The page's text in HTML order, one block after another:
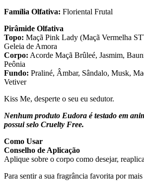
Família Olfativa: Floriental Frutal
Pirâmide Olfativa
Topo: Maçã Pink Lady (Maçã Vermelha
Geleia de Amora
Corpo: Acorde Maçã Brûleé, Jasmim,
Peônia
Fundo: Praliné, Âmbar, Sândalo, Musk,
Vetiver
Kiss Me, desperte o seu eu sedutor.
Nenhum produto Eudora é testado em
possui selo Cruelty Free.
Como Usar
Conselho de Aplicação
Aplique sobre o corpo como desejar,
Para sentir a sua fragrância favorita por